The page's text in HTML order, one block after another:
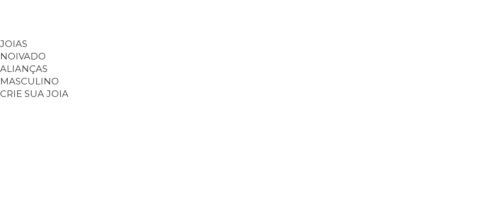
JOIAS
NOIVADO
ALIANÇAS
MASCULINO
CRIE SUA JOIA